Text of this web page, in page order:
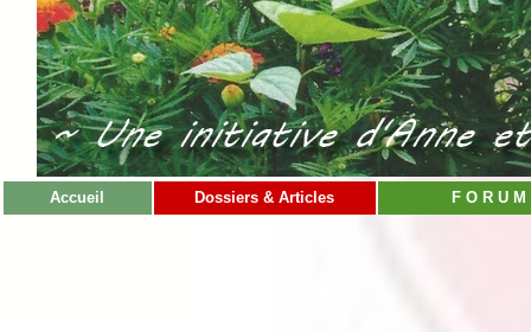
Accueil Dossiers & Articles F O R U M